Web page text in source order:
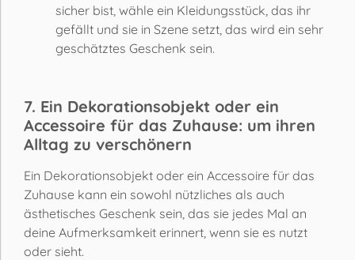
sicher bist, wähle ein Kleidungsstück, das ihr
gefällt und sie in Szene setzt, das wird ein sehr
geschätztes Geschenk sein.
7. Ein Dekorationsobjekt oder ein
Accessoire für das Zuhause: um ihren
Alltag zu verschönern
Ein Dekorationsobjekt oder ein Accessoire für das
Zuhause kann ein sowohl nützliches als auch
ästhetisches Geschenk sein, das sie jedes Mal an
deine Aufmerksamkeit erinnert, wenn sie es nutzt
oder sieht.